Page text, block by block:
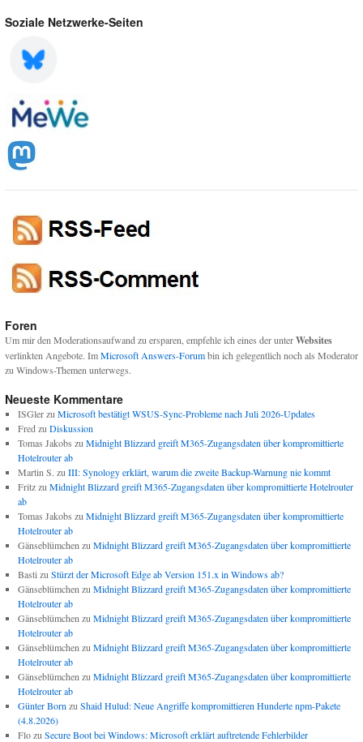
Soziale Netzwerke-Seiten
Foren
Um mir den Moderationsaufwand zu ersparen, empfehle ich eines der unterWebsites
verlinkten Angebote. ImMicrosoft Answers-Forumbin ich gelegentlich noch als Moderator
zu Windows-Themen unterwegs.
Neueste Kommentare
ISGlerzu Microsoft bestätigt WSUS-Sync-Probleme nach Juli 2026-Updates
Fred zu Diskussion
Tomas Jakobs zu Midnight Blizzard greift M365-Zugangsdaten über kompromittierte
Hotelrouter ab
Martin S. zu III: Synology erklärt, warum die zweite Backup-Warnung nie kommt
Fritzzu Midnight Blizzard greift M365-Zugangsdaten über kompromittierte Hotelrouter
ab
Tomas Jakobs zu Midnight Blizzard greift M365-Zugangsdaten über kompromittierte
Hotelrouter ab
Gänseblümchen zu Midnight Blizzard greift M365-Zugangsdaten über kompromittierte
Hotelrouter ab
Basti zu Stürzt der Microsoft Edge ab Version 151.x in Windows ab?
Gänseblümchen zu Midnight Blizzard greift M365-Zugangsdaten über kompromittierte
Hotelrouter ab
Gänseblümchen zu Midnight Blizzard greift M365-Zugangsdaten über kompromittierte
Hotelrouter ab
Gänseblümchen zu Midnight Blizzard greift M365-Zugangsdaten über kompromittierte
Hotelrouter ab
Gänseblümchen zu Midnight Blizzard greift M365-Zugangsdaten über kompromittierte
Hotelrouter ab
Günter Born zu Shaid Hulud: Neue Angriffe kompromittieren Hunderte npm-Pakete
(4.8.2026)
Flozu Secure Boot bei Windows: Microsoft erklärt auftretende Fehlerbilder